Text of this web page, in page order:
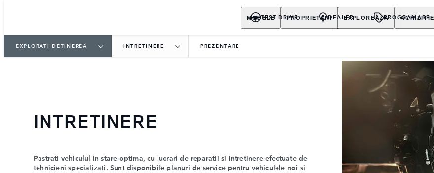
MODELE PROPRIETARI EXPLOREAZA ACHIZITIE
TEST DRIVE DEALER PROGRAMARE
EXPLORATI DETINEREA INTRETINERE PREZENTARE
INTRETINERE
Pastrati vehiculul in stare optima, cu lucrari de reparatii si intretinere efectuate de
tehnicieni specializati. Sunt disponibile planuri de service pentru vehiculele noi si